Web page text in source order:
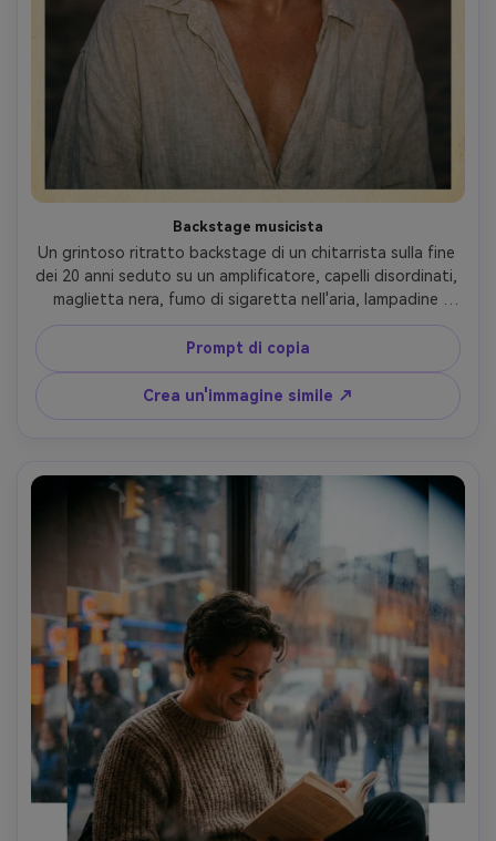
Backstage musicista
Un grintoso ritratto backstage di un chitarrista sulla fine
dei 20 anni seduto su un amplificatore, capelli disordinati,
maglietta nera, fumo di sigaretta nell'aria, lampadine
tungsteno da spogliatoio, ombre forti, grana notevole da
35 mm, leggeri graffi, contrasto humorous, scattato su
Nikon F3, obiettivo da 35 mm, inquadratura documentaria,
autentica atmosfera rock tour, trama ultra-realistica-AR
4:5
Prompt di copia
Crea un'immagine simile ↗